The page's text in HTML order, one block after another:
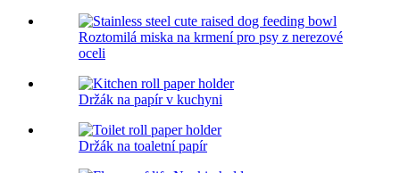
Roztomilá miska na krmení pro psy z nerezové
oceli
Držák na papír v kuchyni
Držák na toaletní papír